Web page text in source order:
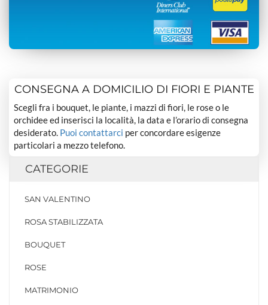
CONSEGNA A DOMICILIO DI FIORI E PIANTE
Scegli fra i bouquet, le piante, i mazzi di fiori, le rose o le
orchidee ed inserisci la località, la data e l’orario di consegna
desiderato. Puoi contattarci per concordare esigenze
particolari a mezzo telefono.
CATEGORIE
SAN VALENTINO
ROSA STABILIZZATA
BOUQUET
ROSE
MATRIMONIO